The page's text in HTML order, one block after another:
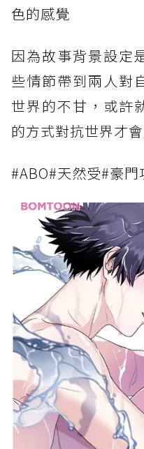
色的感覺
因為故事背景設定
些情節帶到兩人對
世界的不甘，或許
的方式對抗世界才
#ABO#天然受#豪門